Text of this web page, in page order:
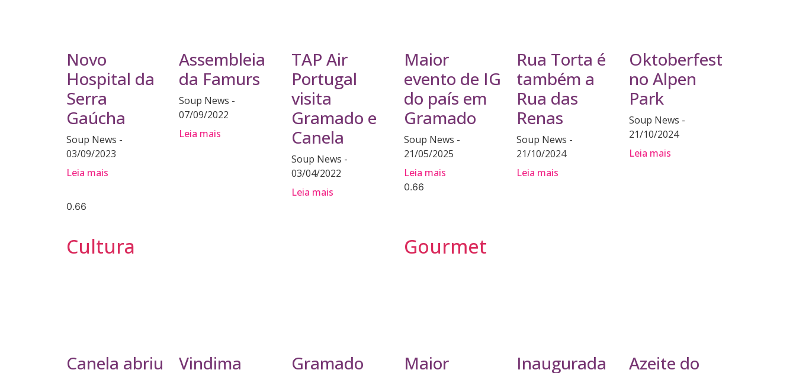
Novo
Hospital da
Serra
Gaúcha
Soup News
03/09/2023
Leia mais
Assembleia
da Famurs
Soup News
07/09/2022
Leia mais
TAP Air
Portugal
visita
Gramado e
Canela
Soup News
03/04/2022
Leia mais
Maior
evento de IG
do país em
Gramado
Soup News
21/05/2025
Leia mais
Rua Torta é
também a
Rua das
Renas
Soup News
21/10/2024
Leia mais
Oktoberfest
no Alpen
Park
Soup News
21/10/2024
Leia mais
Cultura
Canela abriu
Vindima
Gramado
Gourmet
Maior
Inaugurada
Azeite do